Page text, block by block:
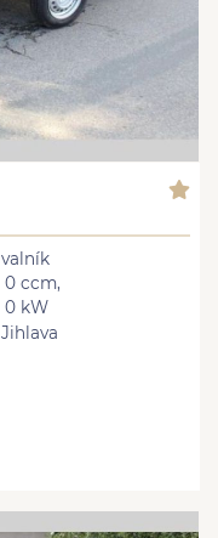
valník
0 ccm,
0 kW
Jihlava